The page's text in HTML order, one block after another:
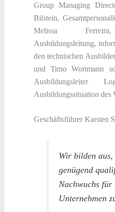
Group Managing
Bilstein,
Melissa Ferreira,
Ausbildungsleitung,
den technischen
und Timo Wortmann
Ausbildungsleiter
Ausbildungssituation des
Geschäftsführer Karsten
Wir bilden aus,
genügend
Nachwuchs für
Unternehmen